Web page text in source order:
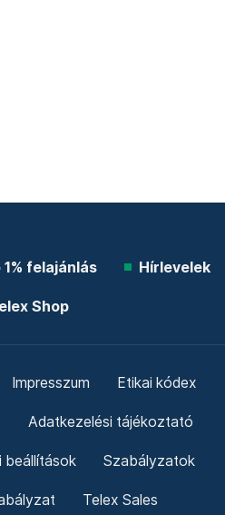
1% felajánlás Hírlevelek
Shop
Impresszum Etikai kódex
Adatkezelési tájékoztató
beállítások Szabályzatok
Telex Sales